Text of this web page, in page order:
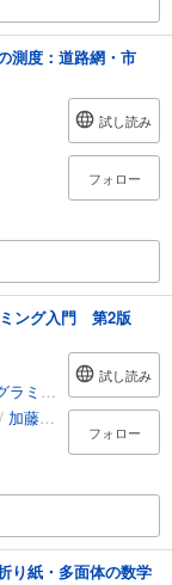
測度：道路網・市
試し読み
フォロー
ング入門 第2版
ング
/ 加藤暢 /波部斉
試し読み
フォロー
り紙・多面体の数学